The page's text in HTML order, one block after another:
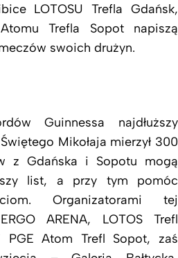
LOTOSU Trefla Gdańsk,
Trefla Sopot napiszą
swoich drużyn.
Guinnessa najdłuższy
Mikołaja mierzył 300
z Gdańska i Sopotu mogą
list, a przy tym pomóc
Organizatorami tej
ARENA, LOTOS Trefl
PGE Atom Trefl Sopot, zaś